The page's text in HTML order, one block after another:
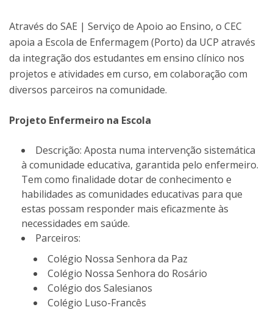
Através do SAE | Serviço de Apoio ao Ensino, o CEC
apoia a Escola de Enfermagem (Porto) da UCP através
da integração dos estudantes em ensino clínico nos
projetos e atividades em curso, em colaboração com
diversos parceiros na comunidade.
Projeto Enfermeiro na Escola
Descrição: Aposta numa intervenção sistemática
à comunidade educativa, garantida pelo enfermeiro.
Tem como finalidade dotar de conhecimento e
habilidades as comunidades educativas para que
estas possam responder mais eficazmente às
necessidades em saúde.
Parceiros:
Colégio Nossa Senhora da Paz
Colégio Nossa Senhora do Rosário
Colégio dos Salesianos
Colégio Luso-Francês